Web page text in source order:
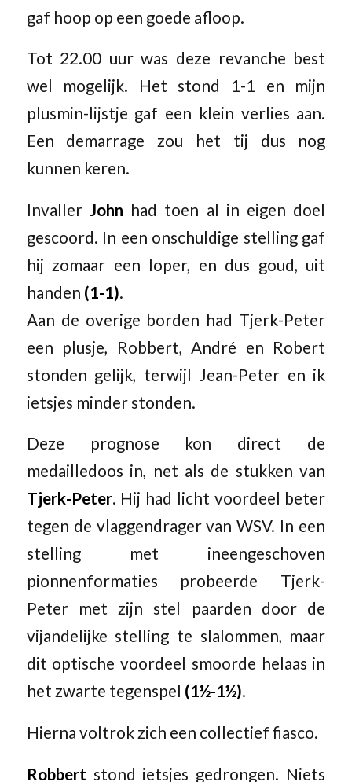
gaf hoop op een goede afloop.
Tot 22.00 uur was deze revanche best
wel mogelijk. Het stond 1-1 en mijn
plusmin-lijstje gaf een klein verlies aan.
Een demarrage zou het tij dus nog
kunnen keren.
Invaller John had toen al in eigen doel
gescoord. In een onschuldige stelling gaf
hij zomaar een loper, en dus goud, uit
handen (1-1).
Aan de overige borden had Tjerk-Peter
een plusje, Robbert, André en Robert
stonden gelijk, terwijl Jean-Peter en ik
ietsjes minder stonden.
Deze prognose kon direct de
medailledoos in, net als de stukken van
Tjerk-Peter. Hij had licht voordeel beter
tegen de vlaggendrager van WSV. In een
stelling met ineengeschoven
pionnenformaties probeerde Tjerk-
Peter met zijn stel paarden door de
vijandelijke stelling te slalommen, maar
dit optische voordeel smoorde helaas in
het zwarte tegenspel (1½-1½).
Hierna voltrok zich een collectief fiasco.
Robbert stond ietsjes gedrongen. Niets